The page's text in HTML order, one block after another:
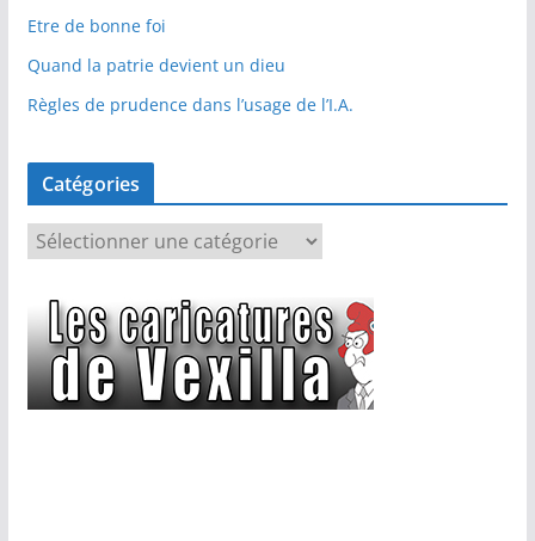
Etre de bonne foi
Quand la patrie devient un dieu
Règles de prudence dans l’usage de l’I.A.
Catégories
é
g
o
r